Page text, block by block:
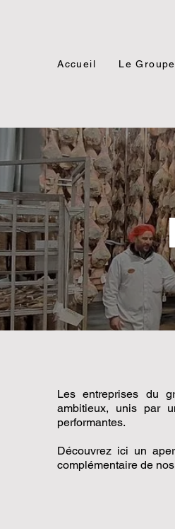
Accueil Le Groupe
Les entreprises du
ambitieux, unis par
performantes.
Découvrez ici un
complémentaire de